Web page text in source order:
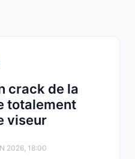
crack de la
totalement
viseur
2026, 18:00